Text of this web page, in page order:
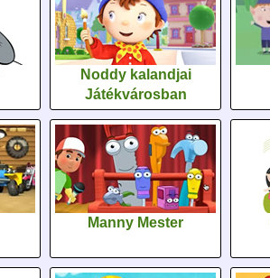
Noddy kalandjai
Játékvárosban
Manny Mester